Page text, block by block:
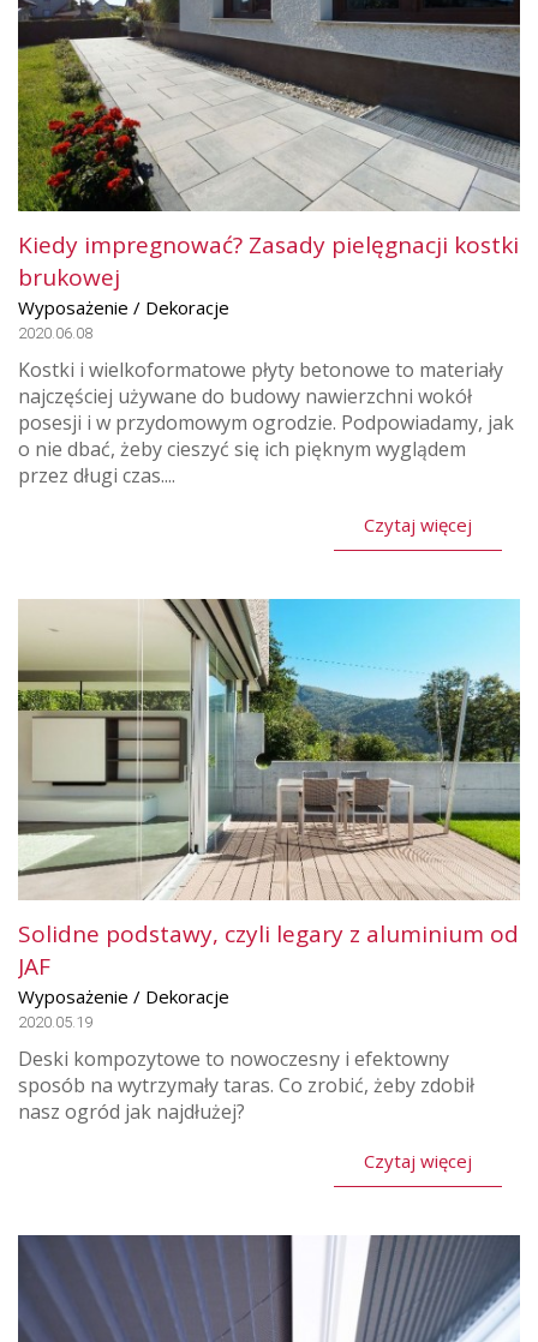
Kiedy impregnować? Zasady pielęgnacji kostki
brukowej
Wyposażenie / Dekoracje
2020.06.08
Kostki i wielkoformatowe płyty betonowe to materiały
najczęściej używane do budowy nawierzchni wokół
posesji i w przydomowym ogrodzie. Podpowiadamy, jak
o nie dbać, żeby cieszyć się ich pięknym wyglądem
przez długi czas....
Czytaj więcej
Solidne podstawy, czyli legary z aluminium od
JAF
Wyposażenie / Dekoracje
2020.05.19
Deski kompozytowe to nowoczesny i efektowny
sposób na wytrzymały taras. Co zrobić, żeby zdobił
nasz ogród jak najdłużej?
Czytaj więcej